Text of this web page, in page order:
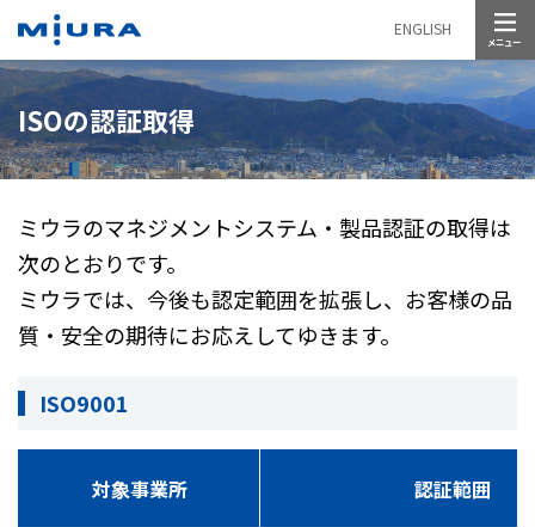
ENGLISH
ISOの認証取得
ミウラのマネジメントシステム・製品認証の取得は
次のとおりです。
ミウラでは、今後も認定範囲を拡張し、お客様の品
質・安全の期待にお応えしてゆきます。
ISO9001
対象事業所 認証範囲